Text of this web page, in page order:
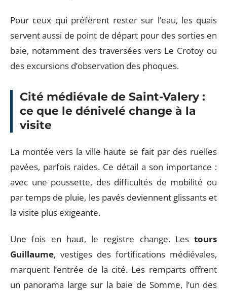
Pour ceux qui préfèrent rester sur l’eau, les quais
servent aussi de point de départ pour des sorties en
baie, notamment des traversées vers Le Crotoy ou
des excursions d’observation des phoques.
Cité médiévale de Saint-Valery :
ce que le dénivelé change à la
visite
La montée vers la ville haute se fait par des ruelles
pavées, parfois raides. Ce détail a son importance :
avec une poussette, des difficultés de mobilité ou
par temps de pluie, les pavés deviennent glissants et
la visite plus exigeante.
Une fois en haut, le registre change. Les tours
Guillaume, vestiges des fortifications médiévales,
marquent l’entrée de la cité. Les remparts offrent
un panorama large sur la baie de Somme, l’un des